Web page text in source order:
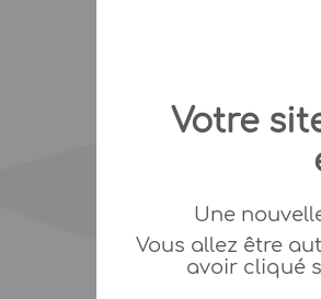
Votre
Une
Vous allez être
avoir cliqué